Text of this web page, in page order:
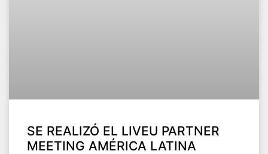
SE REALIZÓ EL LIVEU PARTNER
MEETING AMÉRICA LATINA